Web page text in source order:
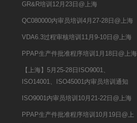
GR&R培训12月23日@上海
QC080000内审员培训4月27-28日@上海
VDA6.3过程审核培训11月9-10日@上海
PPAP生产件批准程序培训1月18日@上海
【上海】5月25-28日ISO9001、
ISO14001、ISO45001内审员培训通知
ISO9001内审员培训10月21-22日@上海
PPAP生产件批准程序培训10月19日@上